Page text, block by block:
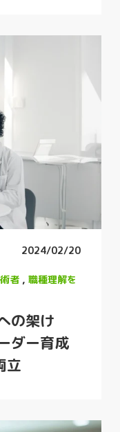
2024/02/20
者 , 職種理解を
の架け
ダー育成
立